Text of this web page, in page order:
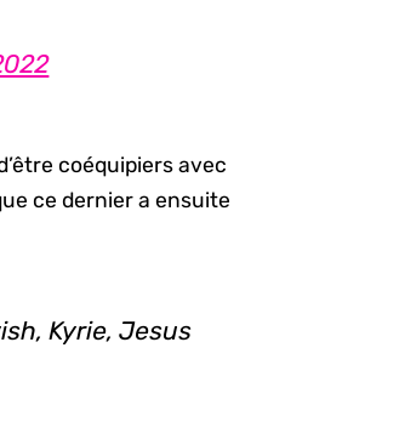
coéquipiers avec
ce dernier a ensuite
Kyrie, Jesus